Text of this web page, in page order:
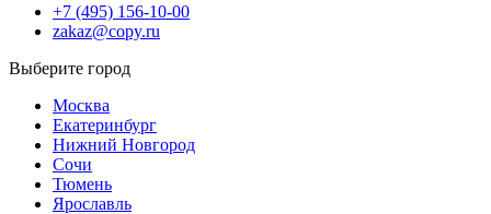
+7 (495) 156-10-00
zakaz@copy.ru
Москва
Екатеринбург
Нижний Новгород
Сочи
Тюмень
Ярославль